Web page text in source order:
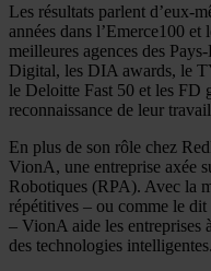
Les résultats parlent d’eux-
années dans l’Emerce100
meilleures agences des
Digital, les DIA awards, le
le Deloitte Fast 50 et les FD
reconnaissance de leur
En plus de son rôle chez
VionA, une entreprise axée
Robotiques (RPA). Avec la
répétitives – ou comme le
– VionA aide les entreprises
des technologies intelligentes.